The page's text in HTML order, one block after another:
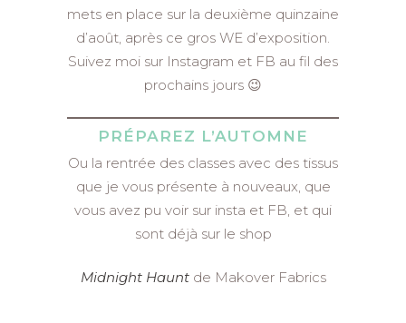
mets en place sur la deuxième quinzaine
d’août, après ce gros WE d’exposition.
Suivez moi sur Instagram et FB au fil des
prochains jours 😉
PRÉPAREZ L’AUTOMNE
Ou la rentrée des classes avec des tissus
que je vous présente à nouveaux, que
vous avez pu voir sur insta et FB, et qui
sont déjà sur le shop
Midnight Haunt de Makover Fabrics